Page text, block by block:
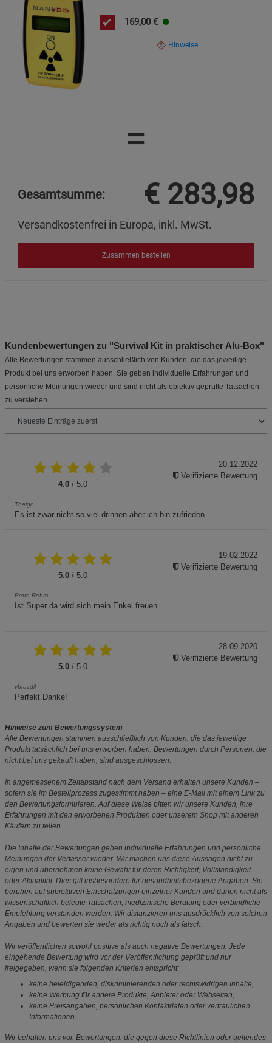
169,00 €
Hinweise
=
Gesamtsumme: € 283,98
Versandkostenfrei in Europa, inkl. MwSt.
Zusammen bestellen
Kundenbewertungen zu "Survival Kit in praktischer Alu-Box"
Alle Bewertungen stammen ausschließlich von Kunden, die das jeweilige
Produkt bei uns erworben haben. Sie geben individuelle Erfahrungen und
persönliche Meinungen wieder und sind nicht als objektiv geprüfte Tatsachen
zu verstehen.
4.0 / 5.0
Thaigo
Es ist zwar nicht so viel drinnen aber ich bin zufrieden
20.12.2022
Verifizierte Bewertung
5.0 / 5.0
Petra Rehm
Ist Super da wird sich mein Enkel freuen
19.02.2022
Verifizierte Bewertung
5.0 / 5.0
vbrazdil
Perfekt.Danke!
28.09.2020
Verifizierte Bewertung
Hinweise zum Bewertungssystem
Alle Bewertungen stammen ausschließlich von Kunden, die das jeweilige
Produkt tatsächlich bei uns erworben haben. Bewertungen durch Personen, die
nicht bei uns gekauft haben, sind ausgeschlossen.
In angemessenem Zeitabstand nach dem Versand erhalten unsere Kunden –
sofern sie im Bestellprozess zugestimmt haben – eine E-Mail mit einem Link zu
den Bewertungsformularen. Auf diese Weise bitten wir unsere Kunden, ihre
Erfahrungen mit den erworbenen Produkten oder unserem Shop mit anderen
Käufern zu teilen.
Die Inhalte der Bewertungen geben individuelle Erfahrungen und persönliche
Meinungen der Verfasser wieder. Wir machen uns diese Aussagen nicht zu
eigen und übernehmen keine Gewähr für deren Richtigkeit, Vollständigkeit
oder Aktualität. Dies gilt insbesondere für gesundheitsbezogene Angaben: Sie
beruhen auf subjektiven Einschätzungen einzelner Kunden und dürfen nicht als
wissenschaftlich belegte Tatsachen, medizinische Beratung oder verbindliche
Empfehlung verstanden werden. Wir distanzieren uns ausdrücklich von solchen
Angaben und bewerten sie weder als richtig noch als falsch.
Wir veröffentlichen sowohl positive als auch negative Bewertungen. Jede
eingehende Bewertung wird vor der Veröffentlichung geprüft und nur
freigegeben, wenn sie folgenden Kriterien entspricht:
keine beleidigenden, diskriminierenden oder rechtswidrigen Inhalte,
keine Werbung für andere Produkte, Anbieter oder Webseiten,
keine Preisangaben, persönlichen Kontaktdaten oder vertraulichen
Informationen.
Wir behalten uns vor, Bewertungen, die gegen diese Richtlinien oder geltendes
Marketing Cookies (3)
Beschreibung Marketing Cookies